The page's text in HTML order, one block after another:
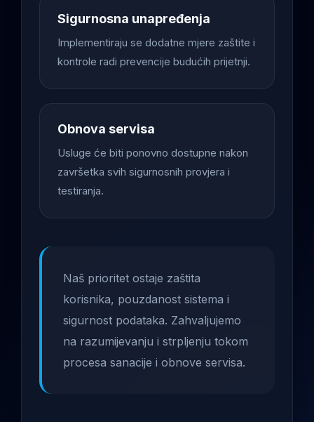
Sigurnosna unapređenja
Implementiraju se dodatne mjere zaštite i
kontrole radi prevencije budućih prijetnji.
Obnova servisa
Usluge će biti ponovno dostupne nakon
završetka svih sigurnosnih provjera i
testiranja.
Naš prioritet ostaje zaštita
korisnika, pouzdanost sistema i
sigurnost podataka. Zahvaljujemo
na razumijevanju i strpljenju tokom
procesa sanacije i obnove servisa.